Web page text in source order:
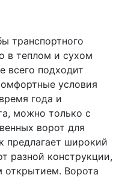
транспортного
в теплом и сухом
всего подходит
условия
года и
можно только с
ворот для
предлагает широкий
разной конструкции,
открытием. Ворота